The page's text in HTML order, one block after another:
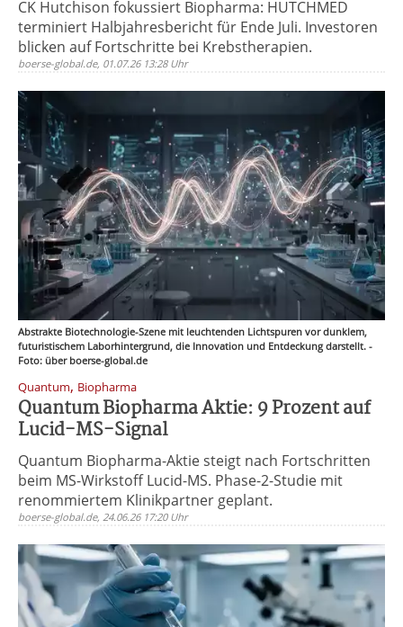
CK Hutchison fokussiert Biopharma: HUTCHMED
terminiert Halbjahresbericht für Ende Juli. Investoren
blicken auf Fortschritte bei Krebstherapien.
boerse-global.de, 01.07.26 13:28 Uhr
Abstrakte Biotechnologie-Szene mit leuchtenden Lichtspuren vor dunklem,
futuristischem Laborhintergrund, die Innovation und Entdeckung darstellt. -
Foto: über boerse-global.de
Quantum, Biopharma
Quantum Biopharma Aktie: 9 Prozent auf
Lucid-MS-Signal
Quantum Biopharma-Aktie steigt nach Fortschritten
beim MS-Wirkstoff Lucid-MS. Phase-2-Studie mit
renommiertem Klinikpartner geplant.
boerse-global.de, 24.06.26 17:20 Uhr